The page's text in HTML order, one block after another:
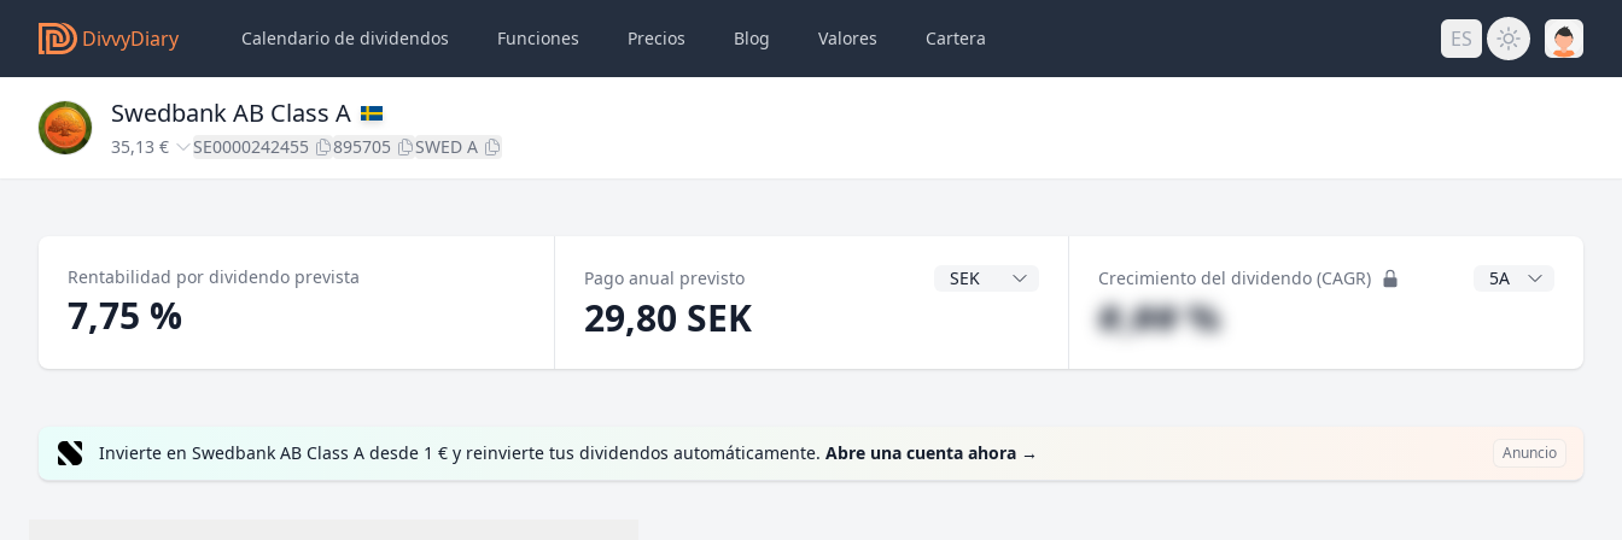
DivvyDiary Calendario de dividendos Funciones Precios Blog Valores Cartera ES
Swedbank AB Class A
35,13 € SE0000242455 895705 SWED A
Rentabilidad por dividendo prevista
7,75 %
Pago anual previsto Divisa del dividendo
29,80 SEK
Crecimiento del dividendo (CAGR) Años CAGR
#,## %
Invierte en Swedbank AB Class A desde 1 € y reinvierte tus dividendos automáticamente. Abre una cuenta ahora → Anuncio